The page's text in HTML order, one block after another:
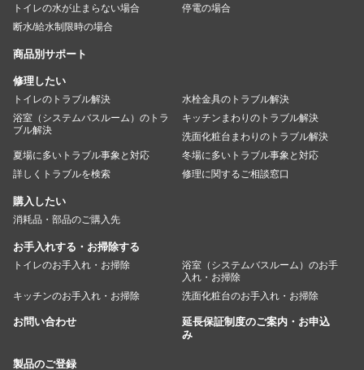
トイレの水が止まらない場合
停電の場合
断水/給水制限時の場合
商品別サポート
修理したい
トイレのトラブル解決
水栓金具のトラブル解決
浴室（システムバスルーム）のトラ
ブル解決
キッチンまわりのトラブル解決
洗面化粧台まわりのトラブル解決
夏場に多いトラブル事象と対応
冬場に多いトラブル事象と対応
詳しくトラブルを検索
修理に関するご相談窓口
購入したい
消耗品・部品のご購入先
お手入れする・お掃除する
トイレのお手入れ・お掃除
浴室（システムバスルーム）のお手
入れ・お掃除
キッチンのお手入れ・お掃除
洗面化粧台のお手入れ・お掃除
お問い合わせ
延長保証制度のご案内・お申込
み
製品のご登録